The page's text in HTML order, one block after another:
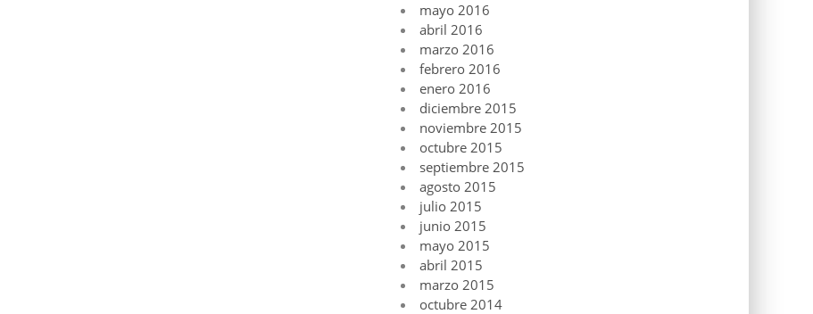
mayo 2016
abril 2016
marzo 2016
febrero 2016
enero 2016
diciembre 2015
noviembre 2015
octubre 2015
septiembre 2015
agosto 2015
julio 2015
junio 2015
mayo 2015
abril 2015
marzo 2015
octubre 2014